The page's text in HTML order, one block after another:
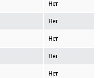
Нет
Нет
Нет
Нет
Нет